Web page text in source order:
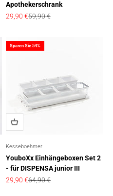
Apothekerschrank
Angebot
29,90 €Regulärer Preis
59,90 €
Sparen Sie 54%
Kesseboehmer
YouboXx Einhängeboxen Set 2
- für DISPENSA junior III
Angebot
29,90 €Regulärer Preis
64,90 €